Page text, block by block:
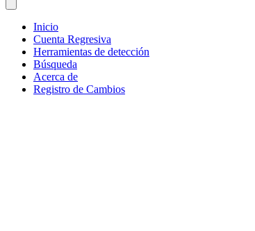
Inicio
Cuenta Regresiva
Herramientas de detección
Búsqueda
Acerca de
Registro de Cambios